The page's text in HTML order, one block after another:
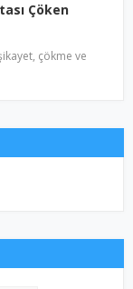
Çöken
çökme ve